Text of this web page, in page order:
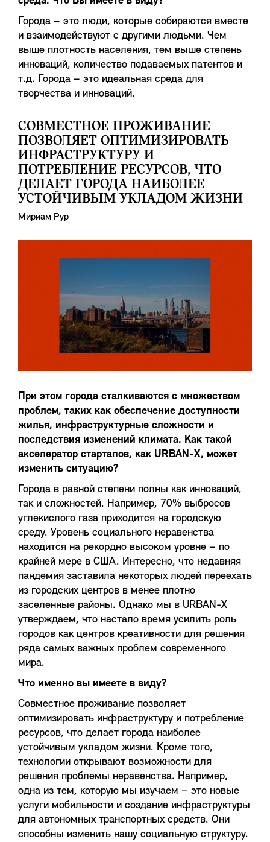
Города – это люди, которые собираются вместе
и взаимодействуют с другими людьми. Чем
выше плотность населения, тем выше степень
инноваций, количество подаваемых патентов и
т.д. Города – это идеальная среда для
творчества и инноваций.
СОВМЕСТНОЕ ПРОЖИВАНИЕ
ПОЗВОЛЯЕТ ОПТИМИЗИРОВАТЬ
ИНФРАСТРУКТУРУ И
ПОТРЕБЛЕНИЕ РЕСУРСОВ, ЧТО
ДЕЛАЕТ ГОРОДА НАИБОЛЕЕ
УСТОЙЧИВЫМ УКЛАДОМ ЖИЗНИ
Мириам Рур
При этом города сталкиваются с множеством
проблем, таких как обеспечение доступности
жилья, инфраструктурные сложности и
последствия изменений климата. Как такой
акселератор стартапов, как URBAN-X, может
изменить ситуацию?
Города в равной степени полны как инноваций,
так и сложностей. Например, 70% выбросов
углекислого газа приходится на городскую
среду. Уровень социального неравенства
находится на рекордно высоком уровне – по
крайней мере в США. Интересно, что недавняя
пандемия заставила некоторых людей переехать
из городских центров в менее плотно
заселенные районы. Однако мы в URBAN-X
утверждаем, что настало время усилить роль
городов как центров креативности для решения
ряда самых важных проблем современного
мира.
Что именно вы имеете в виду?
Совместное проживание позволяет
оптимизировать инфраструктуру и потребление
ресурсов, что делает города наиболее
устойчивым укладом жизни. Кроме того,
технологии открывают возможности для
решения проблемы неравенства. Например,
одна из тем, которую мы изучаем – это новые
услуги мобильности и создание инфраструктуры
для автономных транспортных средств. Они
способны изменить нашу социальную структуру.